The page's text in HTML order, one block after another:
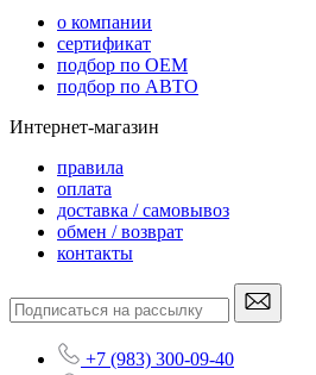
o компании
сертификат
подбор по OEM
подбор по АВТО
Интернет-магазин
правила
оплата
доставка / самовывоз
обмен / возврат
контакты
+7 (983) 300-09-40